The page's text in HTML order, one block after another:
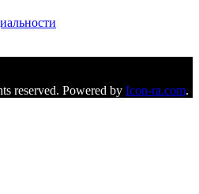
reserved. Powered by Icon-ra.com.